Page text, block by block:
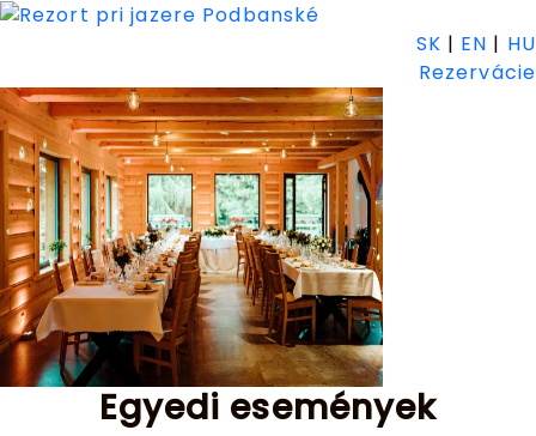
SK | EN | HU
Rezervácie
Egyedi események